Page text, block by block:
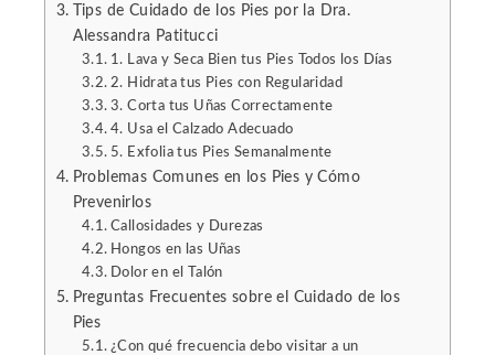
Tips de Cuidado de los Pies por la Dra.
Alessandra Patitucci
1. Lava y Seca Bien tus Pies Todos los Días
2. Hidrata tus Pies con Regularidad
3. Corta tus Uñas Correctamente
4. Usa el Calzado Adecuado
5. Exfolia tus Pies Semanalmente
Problemas Comunes en los Pies y Cómo
Prevenirlos
Callosidades y Durezas
Hongos en las Uñas
Dolor en el Talón
Preguntas Frecuentes sobre el Cuidado de los
Pies
¿Con qué frecuencia debo visitar a un